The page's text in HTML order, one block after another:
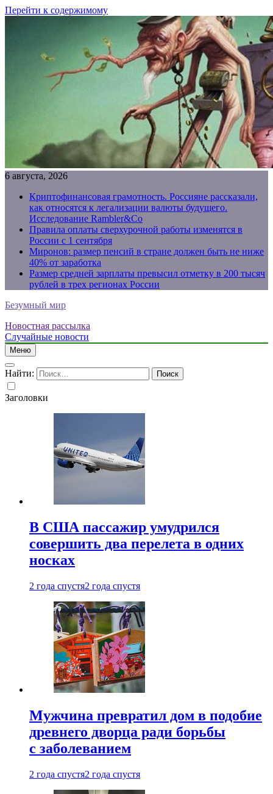
Перейти к содержимому
6 августа, 2026
Криптофинансовая грамотность. Россияне рассказали,
как относятся к легализации валюты будущего.
Исследование Rambler&Co
Правила оплаты сверхурочной работы изменятся в
России с 1 сентября
Миронов: размер пенсий в стране должен быть не ниже
40% от заработка
Размер средней зарплаты превысил отметку в 200 тысяч
рублей в трех регионах России
Безумный мир
Новостная рассылка
Случайные новости
Меню
Найти:
Заголовки
В США пассажир умудрился
совершить два перелета в одних
носках
2 года спустя2 года спустя
Мужчина превратил дом в подобие
древнего дворца ради борьбы
с заболеванием
2 года спустя2 года спустя